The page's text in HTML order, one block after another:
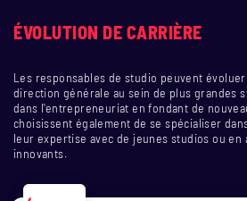
ÉVOLUTION DE CARRIÈRE
Les responsables de studio peuvent
direction générale au sein de plus grandes
dans l'entrepreneuriat en fondant de
choisissent également de se spécialiser
leur expertise avec de jeunes studios ou en
innovants.